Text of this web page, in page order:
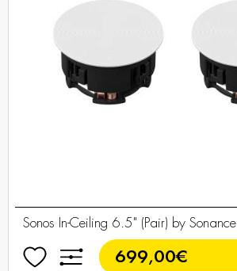
Sonos In-Ceiling 6.5" (Pair) by Sonance
699,00€